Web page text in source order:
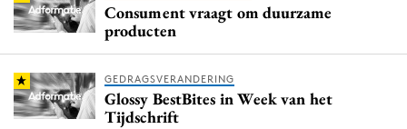
Consument vraagt om duurzame
producten
GEDRAGSVERANDERING
Glossy BestBites in Week van het
Tijdschrift